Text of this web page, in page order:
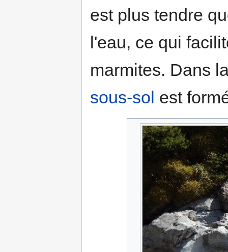
est plus tendre
l'eau, ce qui
marmites. Dans
sous-sol est